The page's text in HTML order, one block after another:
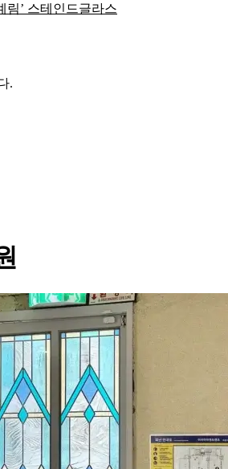
림’ 스테인드글라스
.